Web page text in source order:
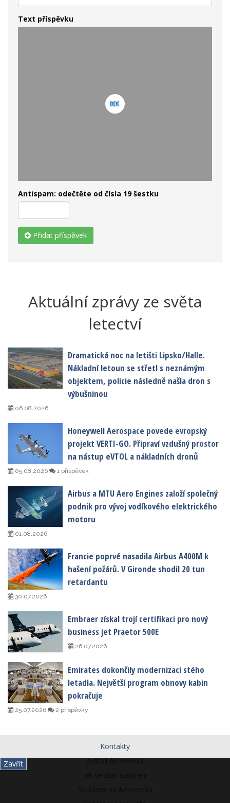
Zavřít
Text příspěvku
Antispam: odečtěte od čísla 19 šestku
Přidat příspěvek
Aktuální zprávy ze světa
letectví
Dramatická noc na letišti Lipsko/Halle.
Nákladní letoun se střetl s neznámým
objektem, policie následně našla dron s
výbušninou
06.08.2026
Honeywell Aerospace povede evropský
projekt VERTI-GO. Připraví vzdušný prostor
na nástup eVTOL a nákladních dronů
05.08.2026 1 příspěvek
Airbus a MTU Aero Engines založí společný
podnik pro vývoj vodíkového elektrického
motoru
01.08.2026
Francie poprvé nasadila Airbus A400M k
hašení požárů. V Gironde shodil 20 tun
retardantu
30.07.2026
Embraer získal trojí certifikaci pro nový
business jet Praetor 500E
26.07.2026
Emirates dokončily modernizaci stého
letadla. Největší program obnovy kabin
pokračuje
25.07.2026 2 příspěvky
Kontakty
Autoři Aerowebu